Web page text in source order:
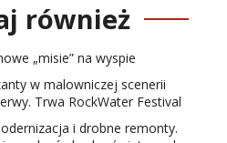
również
„misie” na wyspie
w malowniczej scenerii
Trwa RockWater Festival
i drobne remonty.